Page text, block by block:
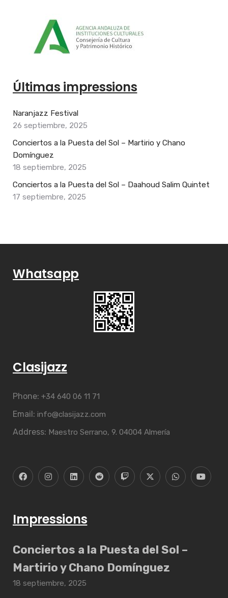
Últimas impressions
Naranjazz Festival
26 septiembre, 2025
Conciertos a la Puesta del Sol – Martirio y Chano
Domínguez
18 septiembre, 2025
Conciertos a la Puesta del Sol – Daahoud Salim Quintet
17 septiembre, 2025
Whatsapp
Clasijazz
Phone: +34 640 06 11 71
Email: info@clasijazz.com
Address: Maestro Serrano, 9. 04004 Almería
Impressions
Conciertos a la Puesta del Sol –
Martirio y Chano Domínguez
18 septiembre, 2025